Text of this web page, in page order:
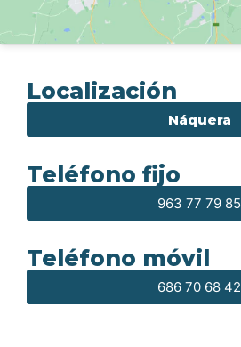
Localización
Náquera
Teléfono fijo
963 77 79 85
Teléfono móvil
686 70 68 42